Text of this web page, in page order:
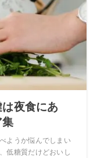
夜食にあ
集
ようか悩んでしまい
低糖質だけどおいし